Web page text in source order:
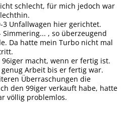
schlecht, für mich jedoch war
Unfallwagen hier gerichtet.
, so überzeugend
Da hatte mein Turbo nicht mal
macht, wenn er fertig ist.
Arbeit bis er fertig war.
Überraschungen die
den 99iger verkauft habe, hatte
völlig problemlos.